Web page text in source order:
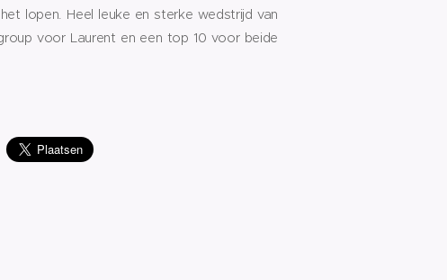
lopen. Heel leuke en sterke wedstrijd van
voor Laurent en een top 10 voor beide